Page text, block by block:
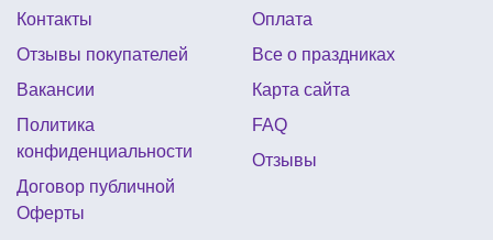
гирлянда на 14 февраля
хэллоуин костюм вампира
гарри поттер оформление праздника
для грима купить
маски на хэллоуин магазин
мексиканские шляпы сомбреро купить
свечи в торт купить
новогодние игрушки интернет магазин
Контакты
Отзывы покупателей
Вакансии
Политика
конфиденциальности
Договор публичной
Оферты
Оплата
Все о праздниках
Карта сайта
FAQ
Отзывы